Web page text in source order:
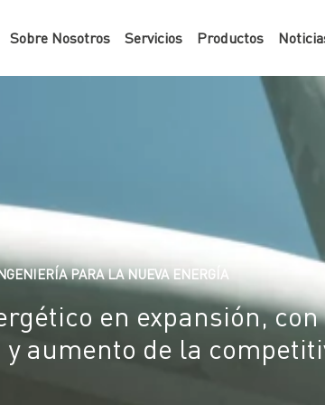
Sobre Nosotros Servicios Productos
PARA LA NUEVA ENERGÍA
en expansión,
aumento de la